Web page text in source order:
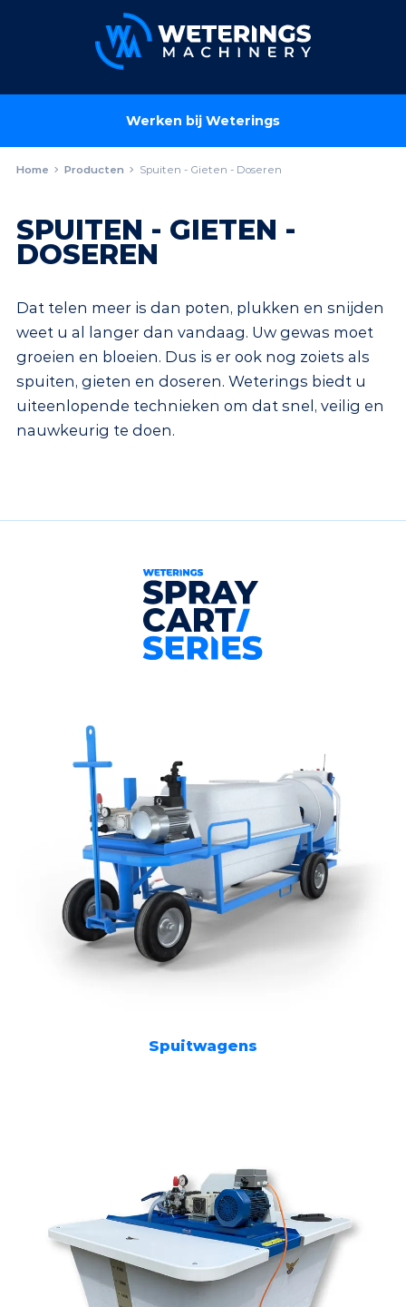
Werken bij Weterings
Home Producten Spuiten - Gieten - Doseren
SPUITEN - GIETEN -
DOSEREN
Dat telen meer is dan poten, plukken en snijden
weet u al langer dan vandaag. Uw gewas moet
groeien en bloeien. Dus is er ook nog zoiets als
spuiten, gieten en doseren. Weterings biedt u
uiteenlopende technieken om dat snel, veilig en
nauwkeurig te doen.
Spuitwagens